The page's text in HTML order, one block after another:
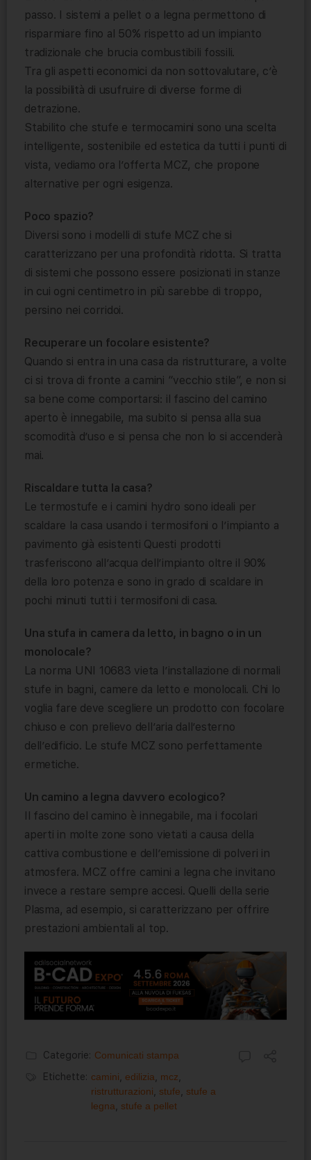
passo. I sistemi a pellet o a legna permettono di
risparmiare fino al 50% rispetto ad un impianto
tradizionale che brucia combustibili fossili.
Tra gli aspetti economici da non sottovalutare, c’è
la possibilità di usufruire di diverse forme di
detrazione.
Stabilito che stufe e termocamini sono una scelta
intelligente, sostenibile ed estetica da tutti i punti di
vista, vediamo ora l’offerta MCZ, che propone
alternative per ogni esigenza.
Poco spazio?
Diversi sono i modelli di stufe MCZ che si
caratterizzano per una profondità ridotta. Si tratta
di sistemi che possono essere posizionati in stanze
in cui ogni centimetro in più sarebbe di troppo,
persino nei corridoi.
Recuperare un focolare esistente?
Quando si entra in una casa da ristrutturare, a volte
ci si trova di fronte a camini “vecchio stile”, e non si
sa bene come comportarsi: il fascino del camino
aperto è innegabile, ma subito si pensa alla sua
scomodità d’uso e si pensa che non lo si accenderà
mai.
Riscaldare tutta la casa?
Le termostufe e i camini hydro sono ideali per
scaldare la casa usando i termosifoni o l’impianto a
pavimento già esistenti Questi prodotti
trasferiscono all’acqua dell’impianto oltre il 90%
della loro potenza e sono in grado di scaldare in
pochi minuti tutti i termosifoni di casa.
Una stufa in camera da letto, in bagno o in un
monolocale?
La norma UNI 10683 vieta l’installazione di normali
stufe in bagni, camere da letto e monolocali. Chi lo
voglia fare deve scegliere un prodotto con focolare
chiuso e con prelievo dell’aria dall’esterno
dell’edificio. Le stufe MCZ sono perfettamente
ermetiche.
Un camino a legna davvero ecologico?
Il fascino del camino è innegabile, ma i focolari
aperti in molte zone sono vietati a causa della
cattiva combustione e dell’emissione di polveri in
atmosfera. MCZ offre camini a legna che invitano
invece a restare sempre accesi. Quelli della serie
Plasma, ad esempio, si caratterizzano per offrire
prestazioni ambientali al top.
Categorie: Comunicati stampa
Etichette: camini edilizia mcz
ristrutturazioni
stufe
stufe a
legna
stufe a pellet